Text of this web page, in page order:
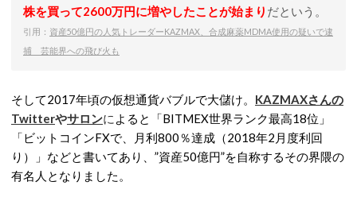
株を買って2600万円に増やしたことが始まり だという。
引用： 資産50億円の人気トレーダーKAZMAX、合成麻薬MDMA使用の疑いで逮
捕 芸能界への飛び火も
そして2017年頃の仮想通貨バブルで大儲け。 KAZMAXさんの
Twitterやサロンに よると「BITMEX世界ランク最高18位」
「ビットコインFXで、月利800％達成（2018年2月度利回
り）」などと書いてあり、”資産50億円”を自称するその界隈の
有名人となりました。